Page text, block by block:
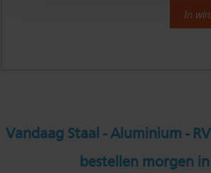
Vandaag Staal - Aluminium -
bestellen morgen